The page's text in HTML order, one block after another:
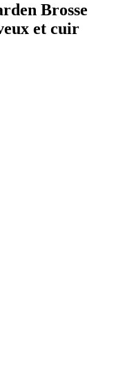
Brosse
et cuir